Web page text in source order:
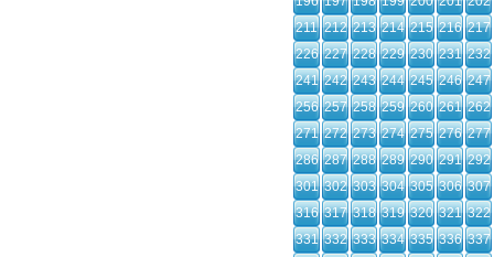
211 212 213 214 215 216 217
226 227 228 229 230 231 232
241 242 243 244 245 246 247
256 257 258 259 260 261 262
271 272 273 274 275 276 277
286 287 288 289 290 291 292
301 302 303 304 305 306 307
316 317 318 319 320 321 322
331 332 333 334 335 336 337